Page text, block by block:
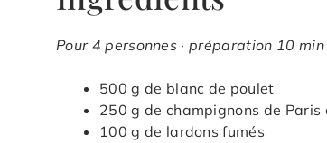
Pour 4 personnes · préparation 10
500 g de blanc de poulet
250 g de champignons de Paris
100 g de lardons fumés